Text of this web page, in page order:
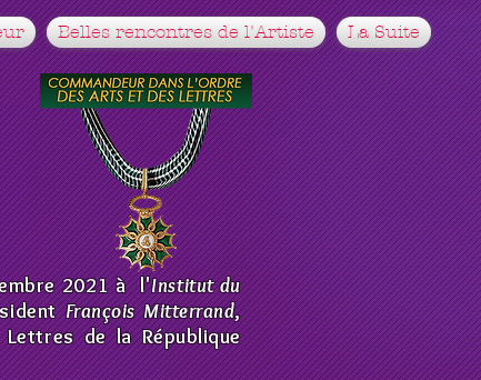
Belles rencontres de l'Artiste La Suite
2021 à l'Institut du
François Mitterrand,
de la République